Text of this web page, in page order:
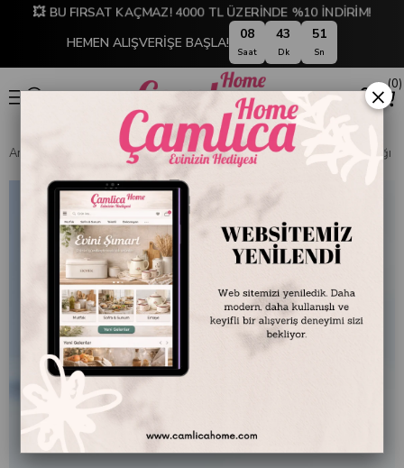
💥 BU FIRSAT KAÇMAZ! 4000 TL ÜZERİNDE %10 İNDİRİM!
HEMEN ALIŞVERİŞE BAŞLA! 08
Saat
43
Dk
50
Sn
0
Anasayfa EMAYE DÜNYASI Tabaklar Emayra Emaye Servis Tabağı 26
×